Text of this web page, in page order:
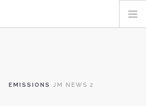
EMISSIONS JM NEWS 2